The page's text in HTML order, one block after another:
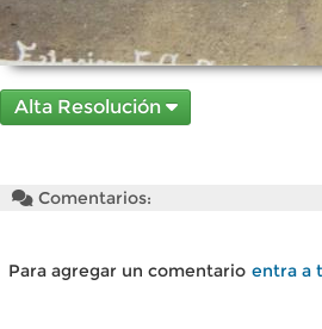
Alta Resolución
Comentarios:
Para agregar un comentario entra a